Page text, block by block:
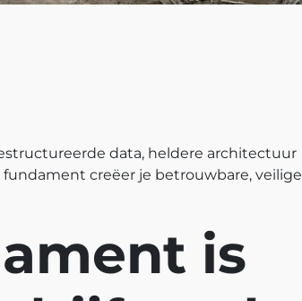
data, heldere architectuur
creëer je betrouwbare, veilige
is